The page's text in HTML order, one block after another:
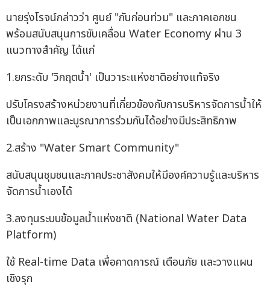
นายรุ่งโรจน์กล่าวว่า ศูนย์ "กันก่อนท่วม" และภาคเอกชน
พร้อมสนับสนุนการขับเคลื่อน Water Economy ผ่าน 3
แนวทางสำคัญ ได้แก่
1.ยกระดับ 'วิกฤตน้ำ' เป็นวาระแห่งชาติอย่างแท้จริง
ปรับโครงสร้างหน่วยงานที่เกี่ยวข้องกับการบริหารจัดการน้ำให้
เป็นเอกภาพและบูรณาการร่วมกันได้อย่างมีประสิทธิภาพ
2.สร้าง "Water Smart Community"
สนับสนุนชุมชนและภาคประชาสังคมให้มีองค์ความรู้และบริหาร
จัดการน้ำเองได้
3.ลงทุนระบบข้อมูลน้ำแห่งชาติ (National Water Data
Platform)
ใช้ Real-time Data เพื่อคาดการณ์ เตือนภัย และวางแผน
เชิงรุก